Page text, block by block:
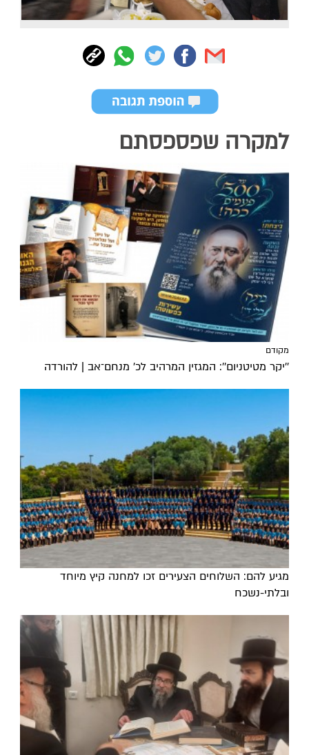
למקרה שפספסתם
מקודם
''יקר מטיטניום'': המגזין המרהיב לכ’ מנחם־אב | להורדה
מגיע להם: השלוחים הצעירים זכו למחנה קיץ מיוחד
ובלתי-נשכח